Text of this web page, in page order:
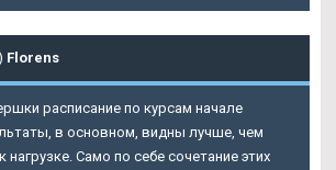
Florens
расписание по курсам начале
в основном, видны лучше, чем
нагрузке. Само по себе сочетание этих